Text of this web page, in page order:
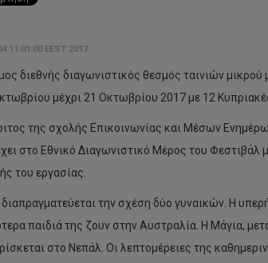
11:01:00 EEST 2017
διεθνής διαγωνιστικός θεσμός ταινιών
μέχρι 21 Οκτωβρίου 2017 με 12
της σχολής Επικοινωνίας και Μέσων
στο Εθνικό Διαγωνιστικό Μέρος του Φεστιβάλ
του εργασίας.
διαπραγματεύεται την σχέση δύο γυναικών. Η
παιδιά της ζουν στην Αυστραλία. Η Μάγια,
στο Νεπάλ. Οι λεπτομέρειες της